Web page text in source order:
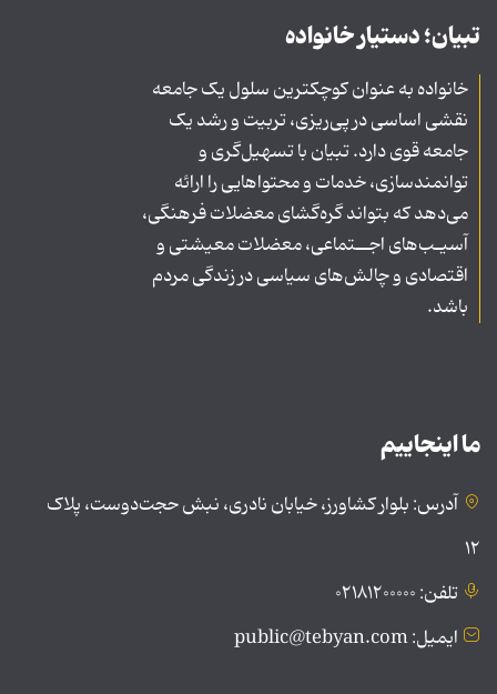
تبیان؛ دستیار خانواده
خانواده به عنوان کوچکترین سلول یک جامعه
نقشی اساسی در پی‌ریزی، تربیت و رشد یک
جامعه قوی دارد. تبیان با تسهیل‌گری و
توانمندسازی، خدمات و محتواهایی را ارائه
می‌دهد که بتواند گره‌گشای معضلات فرهنگی،
آسیـب‌های اجــتماعی، معضلات معیشتی و
اقتصادی و چالش‌های سیاسی در زندگی مردم
باشد.
ما اینجاییم
آدرس: بلوار کشاورز، خیابان نادری، نبش حجت‌دوست، پلاک
۱۲
تلفن: ۰۲۱۸۱۲۰۰۰۰۰
ایمیل: public@tebyan.com